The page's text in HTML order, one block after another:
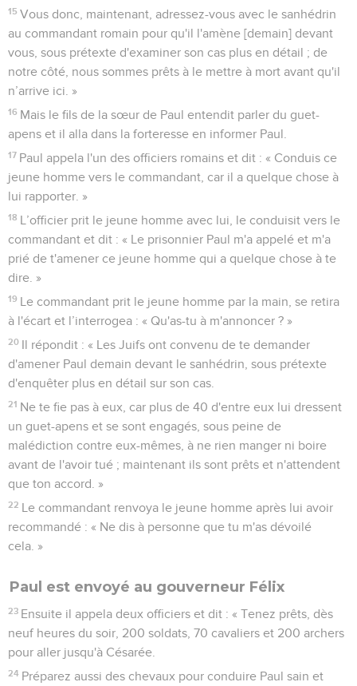
15 Vous donc, maintenant, adressez-vous avec le sanhédrin
au commandant romain pour qu'il l'amène [demain] devant
vous, sous prétexte d'examiner son cas plus en détail ; de
notre côté, nous sommes prêts à le mettre à mort avant qu'il
n’arrive ici. »
16 Mais le fils de la sœur de Paul entendit parler du guet-
apens et il alla dans la forteresse en informer Paul.
17 Paul appela l'un des officiers romains et dit : « Conduis ce
jeune homme vers le commandant, car il a quelque chose à
lui rapporter. »
18 L’officier prit le jeune homme avec lui, le conduisit vers le
commandant et dit : « Le prisonnier Paul m'a appelé et m'a
prié de t'amener ce jeune homme qui a quelque chose à te
dire. »
19 Le commandant prit le jeune homme par la main, se retira
à l'écart et l’interrogea : « Qu'as-tu à m'annoncer ? »
20 Il répondit : « Les Juifs ont convenu de te demander
d'amener Paul demain devant le sanhédrin, sous prétexte
d'enquêter plus en détail sur son cas.
21 Ne te fie pas à eux, car plus de 40 d'entre eux lui dressent
un guet-apens et se sont engagés, sous peine de
malédiction contre eux-mêmes, à ne rien manger ni boire
avant de l'avoir tué ; maintenant ils sont prêts et n'attendent
que ton accord. »
22 Le commandant renvoya le jeune homme après lui avoir
recommandé : « Ne dis à personne que tu m'as dévoilé
cela. »
Paul est envoyé au gouverneur Félix
23 Ensuite il appela deux officiers et dit : « Tenez prêts, dès
neuf heures du soir, 200 soldats, 70 cavaliers et 200 archers
pour aller jusqu'à Césarée.
24 Préparez aussi des chevaux pour conduire Paul sain et